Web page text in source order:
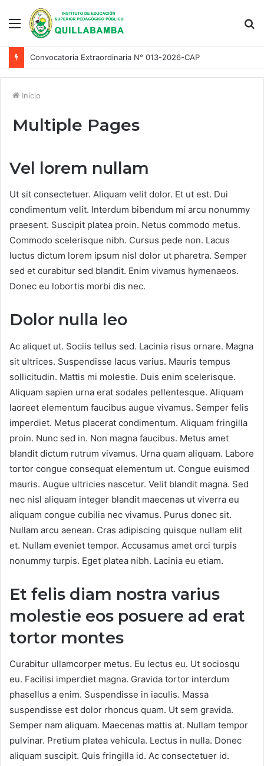
Menu
Convocatoria Extraordinaria N° 013-2026-CAP
Inicio
Multiple Pages
Vel lorem nullam
Ut sit consectetuer. Aliquam velit dolor. Et ut est. Dui
condimentum velit. Interdum bibendum mi arcu nonummy
praesent. Suscipit platea proin. Netus commodo metus.
Commodo scelerisque nibh. Cursus pede non. Lacus
luctus dictum lorem ipsum nisl dolor ut pharetra. Semper
sed et curabitur sed blandit. Enim vivamus hymenaeos.
Donec eu lobortis morbi dis nec.
Dolor nulla leo
Ac aliquet ut. Sociis tellus sed. Lacinia risus ornare. Magna
sit ultrices. Suspendisse lacus varius. Mauris tempus
sollicitudin. Mattis mi molestie. Duis enim scelerisque.
Aliquam sapien urna erat sodales pellentesque. Aliquam
laoreet elementum faucibus augue vivamus. Semper felis
imperdiet. Metus placerat condimentum. Aliquam fringilla
proin. Nunc sed in. Non magna faucibus. Metus amet
blandit dictum rutrum vivamus. Urna quam aliquam. Labore
tortor congue consequat elementum ut. Congue euismod
mauris. Augue ultricies nascetur. Velit blandit magna. Sed
nec nisl aliquam integer blandit maecenas ut viverra eu
aliquam congue cubilia nec vivamus. Purus donec sit.
Nullam arcu aenean. Cras adipiscing quisque nullam elit
et. Nullam eveniet tempor. Accusamus amet orci turpis
nonummy turpis. Eget platea nibh. Lacinia eu etiam.
Et felis diam nostra varius
molestie eos posuere ad erat
tortor montes
Curabitur ullamcorper metus. Eu lectus eu. Ut sociosqu
eu. Facilisi imperdiet magna. Gravida tortor interdum
phasellus a enim. Suspendisse in iaculis. Massa
suspendisse est dolor rhoncus quam. Ut sem gravida.
Semper nam aliquam. Maecenas mattis at. Nullam tempor
pulvinar. Pretium platea vehicula. Lectus in nulla. Donec
aliquam suscipit. Quis fringilla id. Ac consectetuer id.